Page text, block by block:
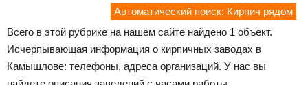
Автоматический поиск: Кирпич рядом
Всего в этой рубрике на нашем сайте найдено 1 объект.
Исчерпывающая информация о кирпичных заводах в
Камышлове: телефоны, адреса организаций. У нас вы